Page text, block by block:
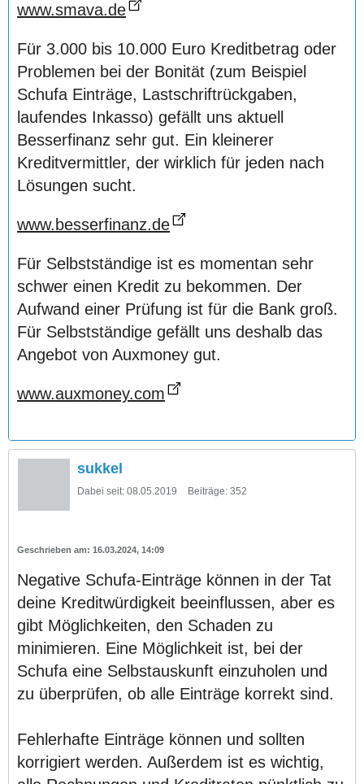
www.smava.de
Für 3.000 bis 10.000 Euro Kreditbetrag oder
Problemen bei der Bonität (zum Beispiel
Schufa Einträge, Lastschriftrückgaben,
laufendes Inkasso) gefällt uns aktuell
Besserfinanz sehr gut. Ein kleinerer
Kreditvermittler, der wirklich für jeden nach
Lösungen sucht.
www.besserfinanz.de
Für Selbstständige ist es momentan sehr
schwer einen Kredit zu bekommen. Der
Aufwand einer Prüfung ist für die Bank groß.
Für Selbstständige gefällt uns deshalb das
Angebot von Auxmoney gut.
www.auxmoney.com
sukkel
Dabei seit: 08.05.2019 Beiträge: 352
16.03.2024, 14:09
Negative Schufa-Einträge können in der Tat
deine Kreditwürdigkeit beeinflussen, aber es
gibt Möglichkeiten, den Schaden zu
minimieren. Eine Möglichkeit ist, bei der
Schufa eine Selbstauskunft einzuholen und
zu überprüfen, ob alle Einträge korrekt sind.
Fehlerhafte Einträge können und sollten
korrigiert werden. Außerdem ist es wichtig,